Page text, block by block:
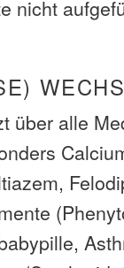
nicht
über alle